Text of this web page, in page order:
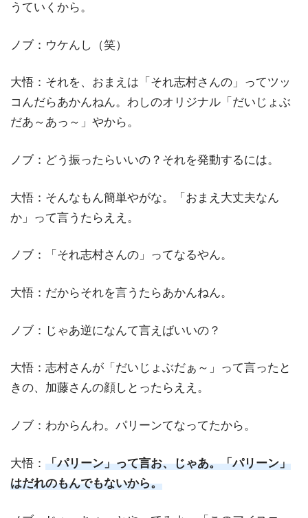
うていくから。
ノブ：ウケんし（笑）
大悟：それを、おまえは「それ志村さんの」ってツッ
コんだらあかんねん。わしのオリジナル「だいじょぶ
だあ～あっ～」やから。
ノブ：どう振ったらいいの？それを発動するには。
大悟：そんなもん簡単やがな。「おまえ大丈夫なん
か」って言うたらええ。
ノブ：「それ志村さんの」ってなるやん。
大悟：だからそれを言うたらあかんねん。
ノブ：じゃあ逆になんて言えばいいの？
大悟：志村さんが「だいじょぶだぁ～」って言ったと
きの、加藤さんの顔しとったらええ。
ノブ：わからんわ。パリーンてなってたから。
大悟： 「パリーン」って言お、じゃあ。「パリーン」
はだれのもんでもないから。